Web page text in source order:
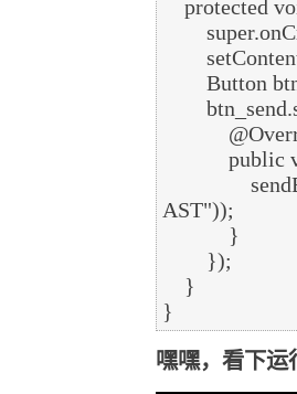
AST"));
嘿嘿，看下运